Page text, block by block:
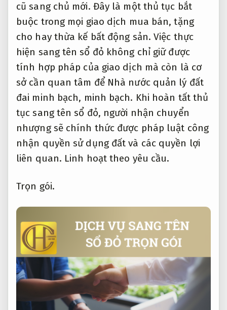
cũ sang chủ mới. Đây là một thủ tục bắt
buộc trong mọi giao dịch mua bán, tặng
cho hay thừa kế bất động sản. Việc thực
hiện sang tên sổ đỏ không chỉ giữ được
tính hợp pháp của giao dịch mà còn là cơ
sở cần quan tâm để Nhà nước quản lý đất
đai minh bạch, minh bạch. Khi hoàn tất thủ
tục sang tên sổ đỏ, người nhận chuyển
nhượng sẽ chính thức được pháp luật công
nhận quyền sử dụng đất và các quyền lợi
liên quan. Linh hoạt theo yêu cầu.
Trọn gói.